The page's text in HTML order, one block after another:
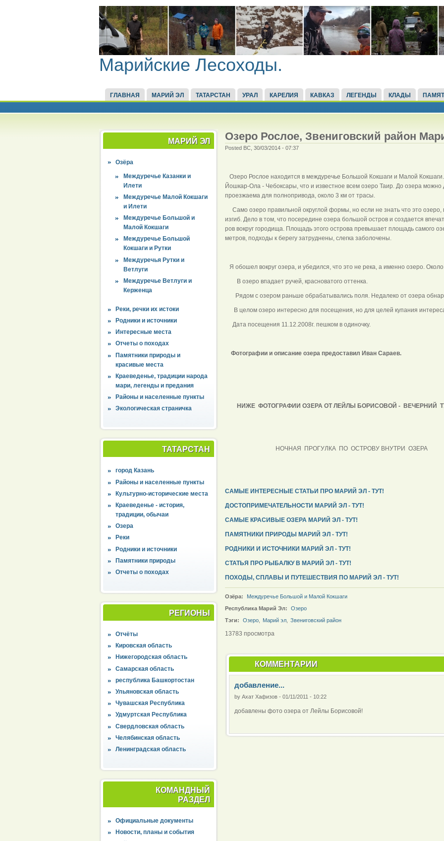
Марийские Лесоходы.
ГЛАВНАЯ МАРИЙ ЭЛ ТАТАРСТАН УРАЛ КАРЕЛИЯ КАВКАЗ ЛЕГЕНДЫ КЛАДЫ
МАРИЙ ЭЛ
Озёра
Междуречье Казанки и
Илети
Междуречье Малой Кокшаги
и Илети
Междуречье Большой и
Малой Кокшаги
Междуречье Большой
Кокшаги и Рутки
Междуречья Рутки и
Ветлуги
Междуречье Ветлуги и
Керженца
Реки, речки их истоки
Родники и источники
Интересные места
Отчеты о походах
Памятники природы и
красивые места
Краеведенье, традиции народа
мари, легенды и предания
Районы и населенные пункты
Экологическая страничка
ТАТАРСТАН
город Казань
Районы и населенные пункты
Культурно-исторические места
Краеведенье - история,
традиции, обычаи
Озера
Реки
Родники и источники
Памятники природы
Отчеты о походах
РЕГИОНЫ
Отчёты
Кировская область
Нижегородская область
Самарская область
республика Башкортостан
Ульяновская область
Чувашская Республика
Удмуртская Республика
Свердловская область
Челябинская область
Ленинградская область
КОМАНДНЫЙ
РАЗДЕЛ
Официальные документы
Новости, планы и события
Озеро Рослое, Звениговский район
Posted ВС, 30/03/2014 - 07:37
Озеро Рослое находится в междуречье Большой Кокшаги и Малой
Йошкар-Ола - Чебоксары, что и известное всем озеро Таир. До озера можно
проезжаема для полнопривода, около 3 км от трасы.
Само озеро правильной округлой формы, но если не знать что это
изгиб. Дело в том, что посередине озера большой остров и создается
ров вокруг городища. Площадь этого острова превышает площадь самого
метров, подходы к берегу затруднены, слегка заболочены.
Я обошел вокруг озера, и убедился, что это не река, а именно озеро.
В озеро впадает ручей, красноватого оттенка.
Рядом с озером раньше обрабатывались поля. Недалеко от озера
В целом озеро интересно для посещения, но для целей купания
Дата посещения 11.12.2008г. пешком в одиночку.
Фотографии и описание озера предоставил Иван Сараев.
НИЖЕ ФОТОГРАФИИ ОЗЕРА ОТ ЛЕЙЛЫ БОРИСОВОЙ - ВЕЧЕРНИЙ
НОЧНАЯ ПРОГУЛКА ПО ОСТРОВУ ВНУТРИ
САМЫЕ ИНТЕРЕСНЫЕ СТАТЬИ ПРО МАРИЙ ЭЛ - ТУТ!
ДОСТОПРИМЕЧАТЕЛЬНОСТИ МАРИЙ ЭЛ - ТУТ!
САМЫЕ КРАСИВЫЕ ОЗЕРА МАРИЙ ЭЛ - ТУТ!
ПАМЯТНИКИ ПРИРОДЫ МАРИЙ ЭЛ - ТУТ!
РОДНИКИ И ИСТОЧНИКИ МАРИЙ ЭЛ - ТУТ!
СТАТЬЯ ПРО РЫБАЛКУ В МАРИЙ ЭЛ - ТУТ!
ПОХОДЫ, СПЛАВЫ И ПУТЕШЕСТВИЯ ПО МАРИЙ ЭЛ - ТУТ!
Озёра:
Междуречье Большой и Малой Кокшаги
Республика Марий Эл:
Озеро
Тэги:
Озеро, Марий эл, Звениговский район
13783 просмотра
КОММЕНТАРИИ
добавление...
by Ахат Хафизов- 01/11/2011 - 10:22
добавлены фото озера от Лейлы Борисовой!